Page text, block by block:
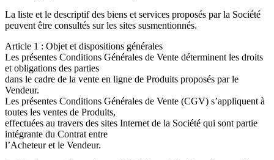
La liste et le descriptif des biens et services proposés par la Société
peuvent être consultés sur les sites susmentionnés.
Article 1 : Objet et dispositions générales
Les présentes Conditions Générales de Vente déterminent les droits
et obligations des parties
dans le cadre de la vente en ligne de Produits proposés par le
Vendeur.
Les présentes Conditions Générales de Vente (CGV) s’appliquent à
toutes les ventes de Produits,
effectuées au travers des sites Internet de la Société qui sont partie
intégrante du Contrat entre
l’Acheteur et le Vendeur.